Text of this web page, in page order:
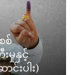
စ်
မှုနှင့်
းပါး)
ေပိုလွှဲချမှုကြောင့်
နယ်တွင်ရေကြီး